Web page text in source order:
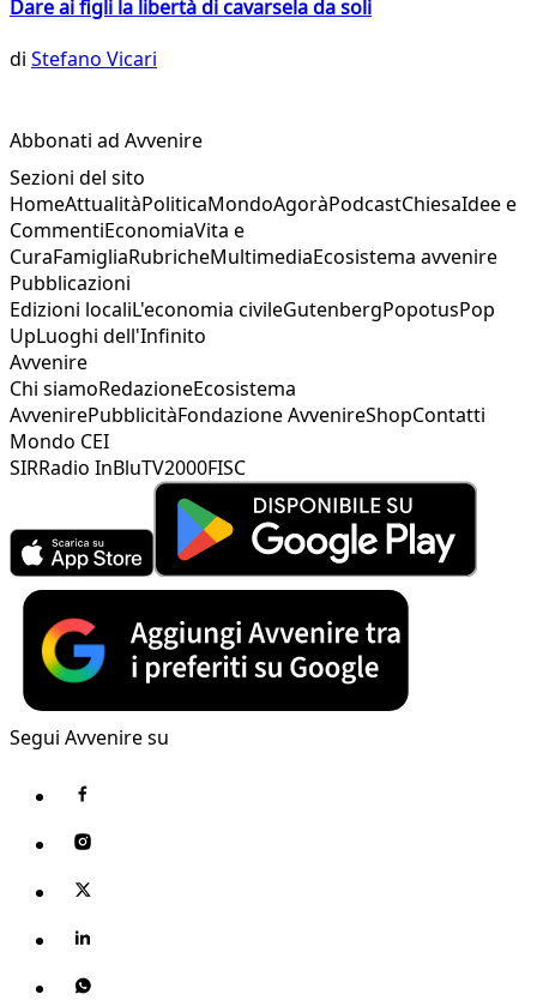
Dare ai figli la libertà di cavarsela da soli
di Stefano Vicari
Abbonati ad Avvenire
Sezioni del sito
HomeAttualitàPoliticaMondoAgoràPodcastChiesaIdee e
CommentiEconomiaVita e
CuraFamigliaRubricheMultimediaEcosistema avvenire
Pubblicazioni
Edizioni localiL'economia civileGutenbergPopotusPop
UpLuoghi dell'Infinito
Avvenire
Chi siamoRedazioneEcosistema
AvvenirePubblicitàFondazione AvvenireShopContatti
Mondo CEI
SIRRadio InBluTV2000FISC
Segui Avvenire su